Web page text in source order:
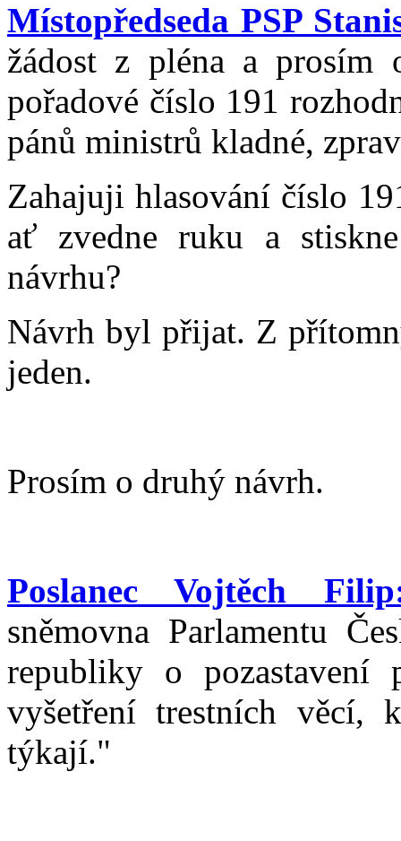
Místopředseda PSP
žádost z pléna a prosím
pořadové číslo 191
pánů ministrů kladné,
Zahajuji hlasování číslo
ať zvedne ruku a
návrhu?
Návrh byl přijat. Z
jeden.
Prosím o druhý návrh.
Poslanec Vojtěch
sněmovna Parlamentu
republiky o pozastavení
vyšetření trestních věcí,
týkají."